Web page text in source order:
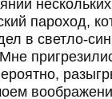
пароход,
в светло-